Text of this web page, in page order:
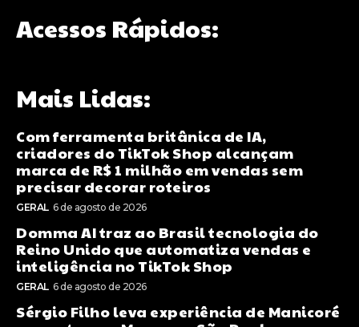
Acessos Rápidos:
Mais Lidas:
Com ferramenta britânica de IA,
criadores do TikTok Shop alcançam
marca de R$ 1 milhão em vendas sem
precisar decorar roteiros
GERAL 6 de agosto de 2026
Domma AI traz ao Brasil tecnologia do
Reino Unido que automatiza vendas e
inteligência no TikTok Shop
GERAL 6 de agosto de 2026
Sérgio Filho leva experiência de Manicoré